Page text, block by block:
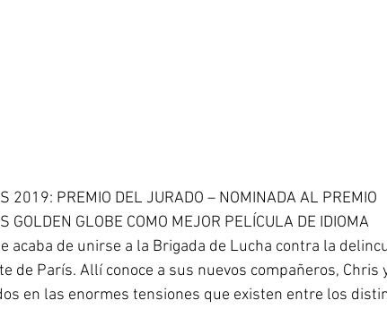
2019: PREMIO DEL JURADO – NOMINADA AL PREMIO
GOLDEN GLOBE COMO MEJOR PELÍCULA DE IDIOMA
acaba de unirse a la Brigada de Lucha contra la
de París. Allí conoce a sus nuevos compañeros, Chris
en las enormes tensiones que existen entre los